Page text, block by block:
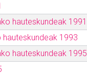
hauteskundeak 1991
1993
hauteskundeak 1995